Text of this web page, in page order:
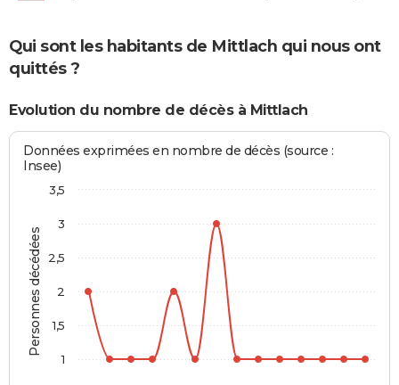
Qui sont les habitants de Mittlach qui nous ont
quittés ?
Evolution du nombre de décès à Mittlach
Personnes décédées
Données exprimées en nombre de décès (source :
Insee)
1
1,5
2
2,5
3
3,5